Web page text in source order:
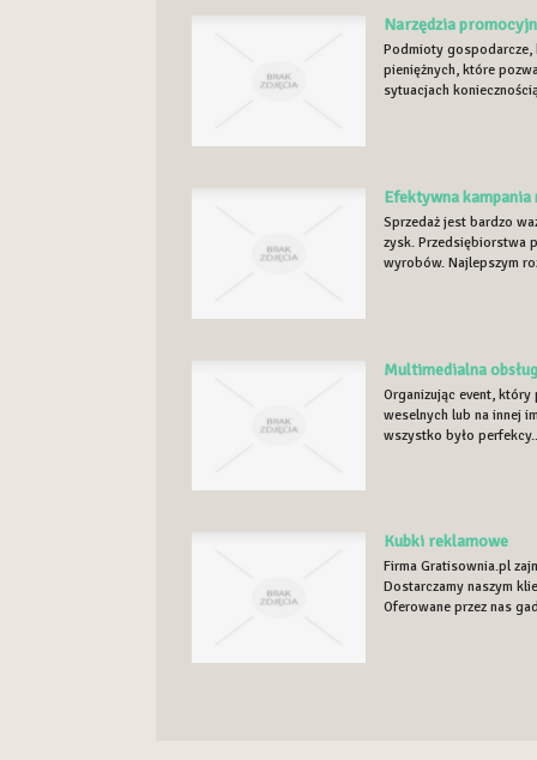
Narzędzia
Podmioty gospodarcze,
pieniężnych, które
sytuacjach
Efektywna
Sprzedaż jest bardzo
zysk. Przedsiębiorstwa
wyrobów. Najlepszym
Multimedialna
Organizując event,
weselnych lub na innej
wszystko było
Kubki reklamowe
Firma Gratisownia.pl
Dostarczamy naszym
Oferowane przez nas